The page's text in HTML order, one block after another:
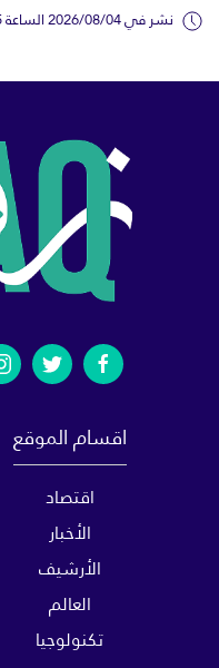
نشر في 2026/08/04 الساعة 10:45 م
اقسام الموقع
اقتصاد
الأخبار
الأرشيف
العالم
تكنولوجيا